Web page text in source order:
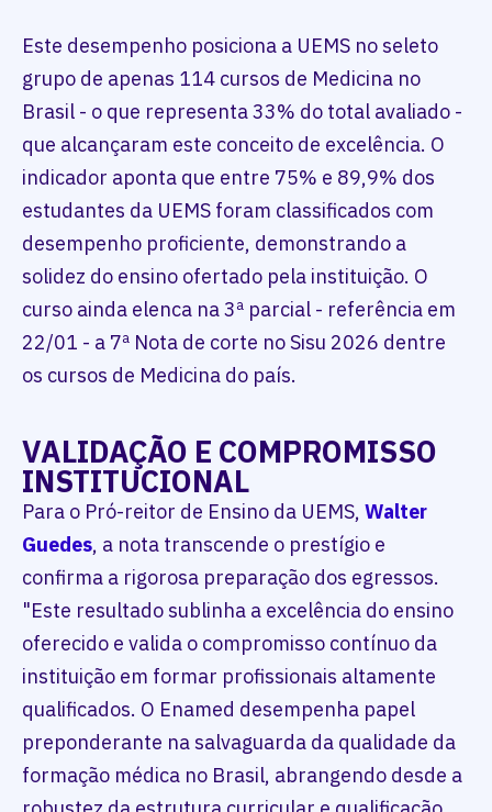
Este desempenho posiciona a UEMS no seleto
grupo de apenas 114 cursos de Medicina no
Brasil - o que representa 33% do total avaliado -
que alcançaram este conceito de excelência. O
indicador aponta que entre 75% e 89,9% dos
estudantes da UEMS foram classificados com
desempenho proficiente, demonstrando a
solidez do ensino ofertado pela instituição. O
curso ainda elenca na 3ª parcial - referência em
22/01 - a 7ª Nota de corte no Sisu 2026 dentre
os cursos de Medicina do país.
VALIDAÇÃO E COMPROMISSO
INSTITUCIONAL
Para o Pró-reitor de Ensino da UEMS, Walter
Guedes, a nota transcende o prestígio e
confirma a rigorosa preparação dos egressos.
"Este resultado sublinha a excelência do ensino
oferecido e valida o compromisso contínuo da
instituição em formar profissionais altamente
qualificados. O Enamed desempenha papel
preponderante na salvaguarda da qualidade da
formação médica no Brasil, abrangendo desde a